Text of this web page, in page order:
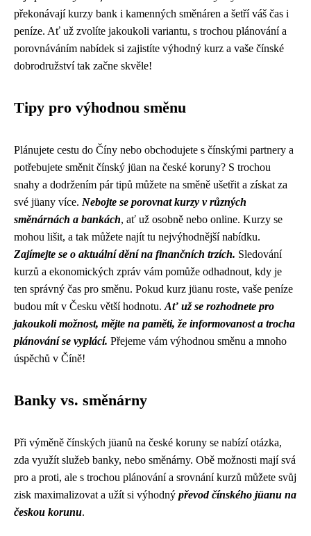
překonávají kurzy bank i kamenných směnáren a šetří váš čas i
peníze. Ať už zvolíte jakoukoli variantu, s trochou plánování a
porovnáváním nabídek si zajistíte výhodný kurz a vaše čínské
dobrodružství tak začne skvěle!
Tipy pro výhodnou směnu
Plánujete cestu do Číny nebo obchodujete s čínskými partnery a
potřebujete směnit čínský jüan na české koruny? S trochou
snahy a dodržením pár tipů můžete na směně ušetřit a získat za
své jüany více. Nebojte se porovnat kurzy v různých
směnárnách a bankách, ať už osobně nebo online. Kurzy se
mohou lišit, a tak můžete najít tu nejvýhodnější nabídku.
Zajímejte se o aktuální dění na finančních trzích. Sledování
kurzů a ekonomických zpráv vám pomůže odhadnout, kdy je
ten správný čas pro směnu. Pokud kurz jüanu roste, vaše peníze
budou mít v Česku větší hodnotu. Ať už se rozhodnete pro
jakoukoli možnost, mějte na paměti, že informovanost a trocha
plánování se vyplácí. Přejeme vám výhodnou směnu a mnoho
úspěchů v Číně!
Banky vs. směnárny
Při výměně čínských jüanů na české koruny se nabízí otázka,
zda využít služeb banky, nebo směnárny. Obě možnosti mají svá
pro a proti, ale s trochou plánování a srovnání kurzů můžete svůj
zisk maximalizovat a užít si výhodný převod čínského jüanu na
českou korunu.